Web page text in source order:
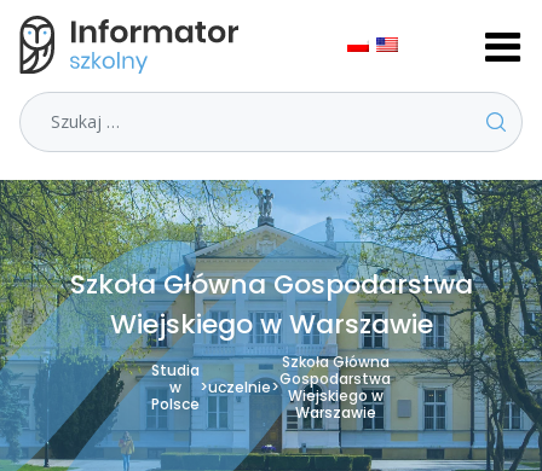
Szukaj
Szkoła Główna Gospodarstwa
Wiejskiego w Warszawie
Studia
w
Polsce
>uczelnie>
Szkoła Główna
Gospodarstwa
Wiejskiego w
Warszawie